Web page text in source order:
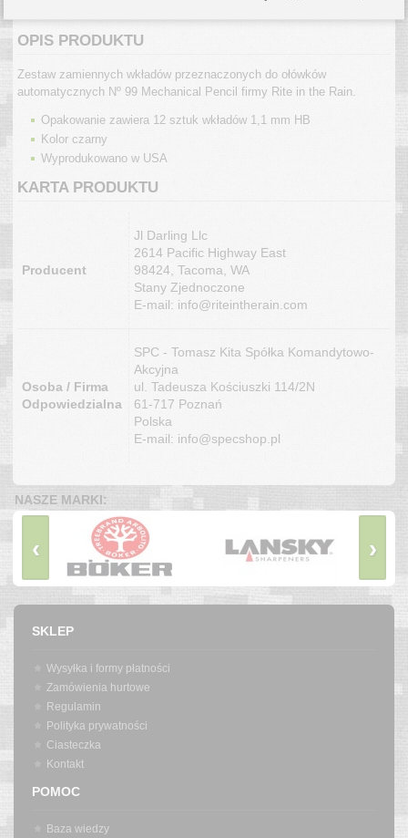
OPIS PRODUKTU
Zestaw zamiennych wkładów przeznaczonych do ołówków
automatycznych Nº 99 Mechanical Pencil firmy Rite in the Rain.
Opakowanie zawiera 12 sztuk wkładów 1,1 mm HB
Kolor czarny
Wyprodukowano w USA
KARTA PRODUKTU
Producent
Jl Darling Llc
2614 Pacific Highway East
98424, Tacoma, WA
Stany Zjednoczone
E-mail: info@riteintherain.com
Osoba / Firma
Odpowiedzialna
SPC - Tomasz Kita Spółka Komandytowo-
Akcyjna
ul. Tadeusza Kościuszki 114/2N
61-717 Poznań
Polska
E-mail: info@specshop.pl
NASZE MARKI:
‹ ›
SKLEP
Wysyłka i formy płatności
Zamówienia hurtowe
Regulamin
Polityka prywatności
Ciasteczka
Kontakt
POMOC
Baza wiedzy